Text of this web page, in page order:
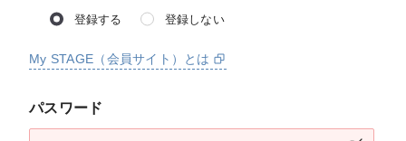
登録する 登録しない
My STAGE（会員サイト）とは
パスワード